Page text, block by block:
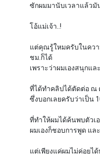
ซักผมมานับเวลาแล้วมั
โอ้แม่เจ้า..!
แต่คุณรู้ใหมครับในคว
ชม.ก็ได้
เพราะว่าผมเองสนุกแ
ที่ได้ทำคลิปได้ตัดต่อ ณ
ซึ่งบอกเลยครับว่าเป็น
ที่ทำให้ผมได้ค้นพบตัวเ
ผมเองก็ชอบการพูด แล
แต่เพียงแค่ผมไม่ค่อยไ